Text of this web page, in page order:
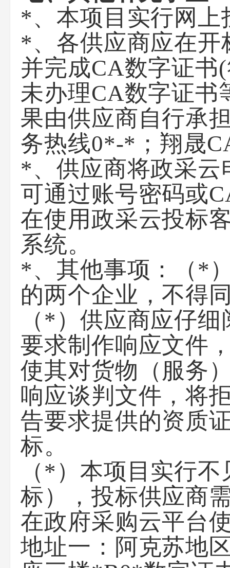
*、本项目实行网上
*、各供应商应在开
并完成CA数字证书
未办理CA数字证书
果由供应商自行承
务热线0*-*；翔晟
*、供应商将政采云
可通过账号密码或
在使用政采云投标
系统。
*、其他事项：
（*
的两个企业，不得
（*）供应商应仔
要求制作响应文件
使其对货物（服务
响应谈判文件，将
告要求提供的资质
标。
（*）本项目实行
标），投标供应商
在政府采购云平台
地址一：阿克苏地